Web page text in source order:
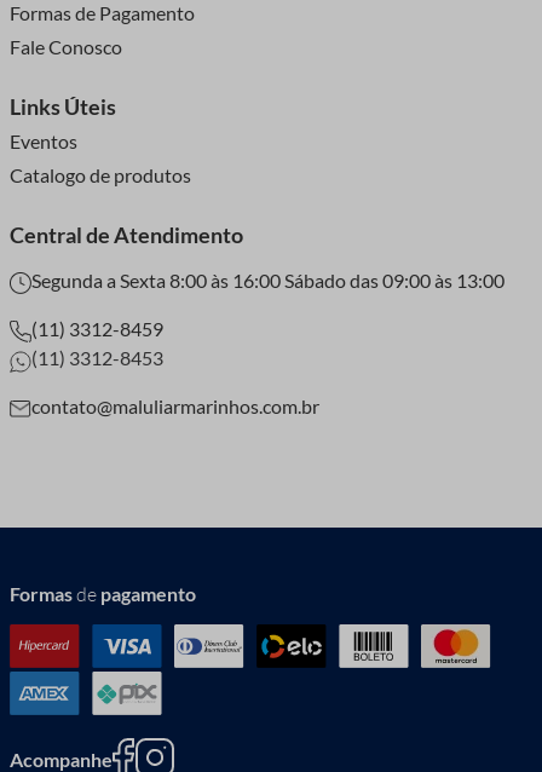
Formas de Pagamento
Fale Conosco
Links Úteis
Eventos
Catalogo de produtos
Central de Atendimento
Segunda a Sexta 8:00 às 16:00 Sábado das 09:00 às 13:00
(11) 3312-8459
(11) 3312-8453
contato@maluliarmarinhos.com.br
Formasde pagamento
Acompanhe